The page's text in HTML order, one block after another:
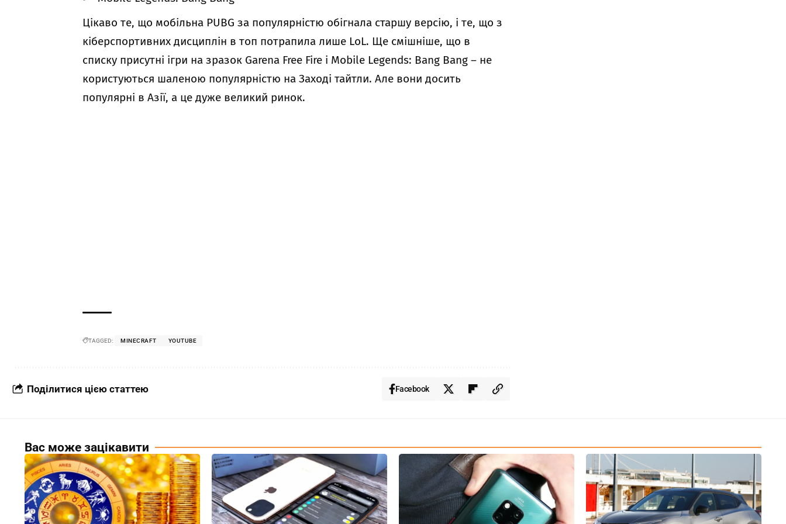
Цікаво те, що мобільна PUBG за популярністю обігнала старшу версію, і те, що з
кіберспортивних дисциплін в топ потрапила лише LoL. Ще смішніше, що в
списку присутні ігри на зразок Garena Free Fire і Mobile Legends: Bang Bang – не
користуються шаленою популярністю на Заході тайтли. Але вони досить
популярні в Азії, а це дуже великий ринок.
TAGGED: MINECRAFT YOUTUBE
Поділитися цією статтею Facebook
Вас може зацікавити